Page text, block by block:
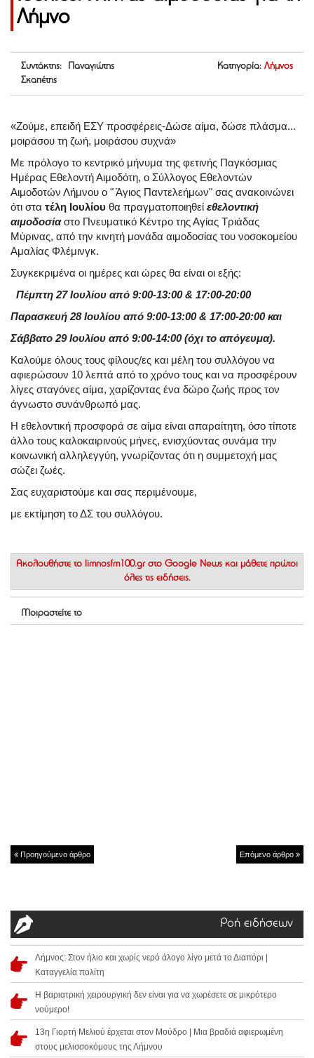
Λήμνο
Συντάκτης: Παναγιώτης
Σκαπέτης
Κατηγορία: Λήμνος
«Ζούμε, επειδή ΕΣΥ προσφέρεις-Δώσε αίμα, δώσε πλάσμα...
μοιράσου τη ζωή, μοιράσου συχνά»
Με πρόλογο το κεντρικό μήνυμα της φετινής Παγκόσμιας
Ημέρας Εθελοντή Αιμοδότη, ο Σύλλογος Εθελοντών
Αιμοδοτών Λήμνου ο " Άγιος Παντελεήμων" σας ανακοινώνει
ότι στα τέλη Ιουλίου θα πραγματοποιηθεί εθελοντική
αιμοδοσίαστο Πνευματικό Κέντρο της Αγίας Τριάδας
Μύρινας, από την κινητή μονάδα αιμοδοσίας του νοσοκομείου
Αμαλίας Φλέμινγκ.
Συγκεκριμένα οι ημέρες και ώρες θα είναι οι εξής:
Πέμπτη 27 Ιουλίου από 9:00-13:00 & 17:00-20:00
Παρασκευή 28 Ιουλίου από 9:00-13:00 & 17:00-20:00 και
Σάββατο 29 Ιουλίου από 9:00-14:00 (όχι το απόγευμα).
Καλούμε όλους τους φίλους/ες και μέλη του συλλόγου να
αφιερώσουν 10 λεπτά από το χρόνο τους και να προσφέρουν
λίγες σταγόνες αίμα, χαρίζοντας ένα δώρο ζωής προς τον
άγνωστο συνάνθρωπό μας.
Η εθελοντική προσφορά σε αίμα είναι απαραίτητη, όσο τίποτε
άλλο τους καλοκαιρινούς μήνες, ενισχύοντας συνάμα την
κοινωνική αλληλεγγύη, γνωρίζοντας ότι η συμμετοχή μας
σώζει ζωές.
Σας ευχαριστούμε και σας περιμένουμε,
με εκτίμηση το ΔΣ του συλλόγου.
Ακολουθήστε το limnosfm100.gr στο Google News και μάθετε πρώτοι
όλες τις ειδήσεις.
Μοιραστείτε το
Προηγούμενο άρθρο Επόμενο άρθρο
Ροή ειδήσεων
Λήμνος: Στον ήλιο και χωρίς νερό άλογο λίγο μετά το Διαπόρι |
Καταγγελία πολίτη
Η βαριατρική χειρουργική δεν είναι για να χωρέσετε σε μικρότερο
νούμερο!
13η Γιορτή Μελιού έρχεται στον Μούδρο | Μια βραδιά αφιερωμένη
στους μελισσοκόμους της Λήμνου